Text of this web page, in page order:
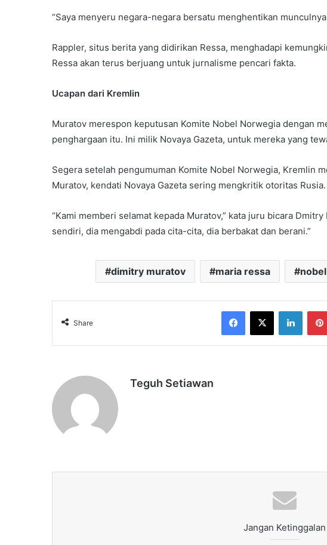
“Saya menyeru negara-negara bersatu menghentikan
Rappler, situs berita yang didirikan Ressa, menghadapi
Ressa akan terus berjuang untuk jurnalisme pencari fakta.
Ucapan dari Kremlin
Muratov merespon keputusan Komite Nobel Norwegia dengan
penghargaan itu. Ini milik Novaya Gazeta, untuk mereka yang
Segera setelah pengumuman Komite Nobel Norwegia, Kremlin
Muratov, kendati Novaya Gazeta sering mengkritik otoritas Rusia.
“Kami memberi selamat kepada Muratov,” kata juru bicara
sendiri, dia mengabdi pada cita-cita, dia berbakat dan berani.”
dimitry muratov maria ressa
Share
Facebook
X
Teguh Setiawan
Jangan Ketinggalan